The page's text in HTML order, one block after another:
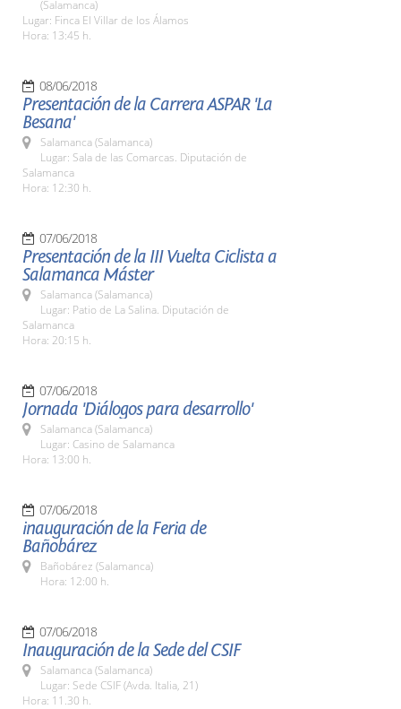
(Salamanca)
Lugar: Finca El Villar de los Álamos
Hora: 13:45 h.
08/06/2018
Presentación de la Carrera ASPAR 'La
Besana'
Salamanca (Salamanca)
Lugar: Sala de las Comarcas. Diputación de
Salamanca
Hora: 12:30 h.
07/06/2018
Presentación de la III Vuelta Ciclista a
Salamanca Máster
Salamanca (Salamanca)
Lugar: Patio de La Salina. Diputación de
Salamanca
Hora: 20:15 h.
07/06/2018
Jornada 'Diálogos para desarrollo'
Salamanca (Salamanca)
Lugar: Casino de Salamanca
Hora: 13:00 h.
07/06/2018
inauguración de la Feria de
Bañobárez
Bañobárez (Salamanca)
Hora: 12:00 h.
07/06/2018
Inauguración de la Sede del CSIF
Salamanca (Salamanca)
Lugar: Sede CSIF (Avda. Italia, 21)
Hora: 11.30 h.